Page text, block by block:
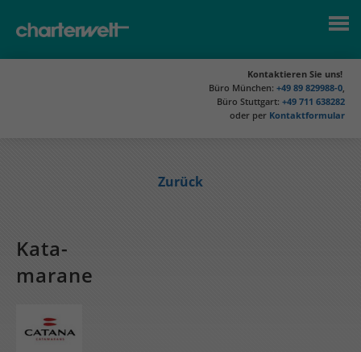
Kontaktieren Sie uns!
Büro München: +49 89 829988-0,
Büro Stuttgart: +49 711 638282
oder per Kontaktformular
Zurück
Kata­
marane